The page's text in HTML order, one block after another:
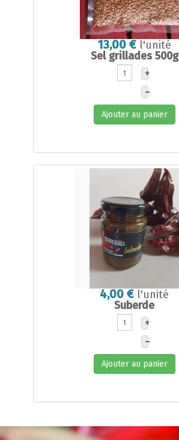
13,00 € l'unité
Sel grillades 500g
+
–
Ajouter au panier
4,00 € l'unité
Suberde
+
–
Ajouter au panier